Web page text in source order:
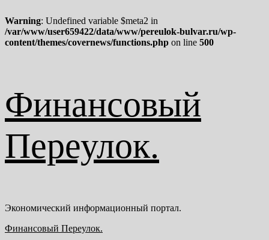
Warning: Undefined variable $meta2 in
/var/www/user659422/data/www/pereulok-bulvar.ru/wp-
content/themes/covernews/functions.php on line 500
к
содержимому
Финансовый
Переулок.
Экономический информационный портал.
Основное
Финансовый Переулок.